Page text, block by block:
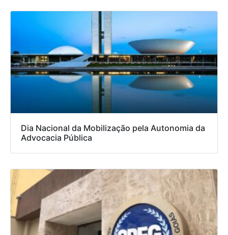
Dia Nacional da Mobilização pela Autonomia da
Advocacia Pública